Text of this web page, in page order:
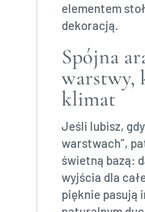
elementem
dekoracją.
Spójna
warstwy,
klimat
Jeśli lubisz,
warstwach”,
świetną bazą:
wyjścia dla
pięknie pasują